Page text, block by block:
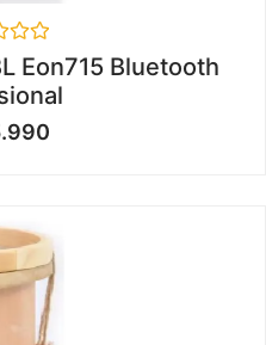
Eon715 Bluetooth